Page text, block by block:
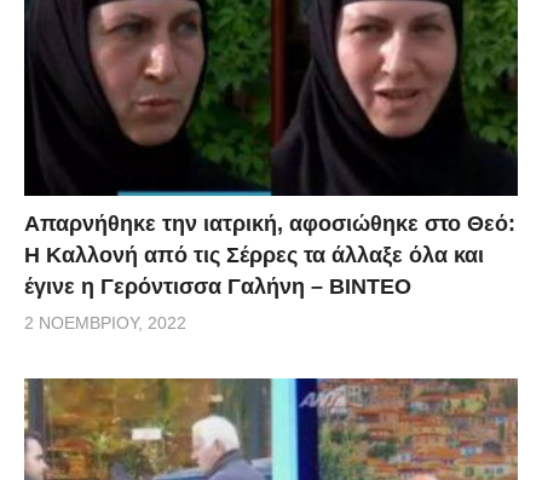
Απαρνήθηκε την ιατρική, αφοσιώθηκε στο Θεό:
Η Καλλονή από τις Σέρρες τα άλλαξε όλα και
έγινε η Γερόντισσα Γαλήνη – ΒΙΝΤΕΟ
2 ΝΟΕΜΒΡΊΟΥ, 2022